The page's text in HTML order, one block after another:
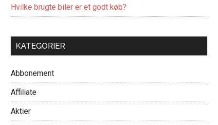
Hvilke brugte biler er et godt køb?
KATEGORIER
Abbonement
Affiliate
Aktier